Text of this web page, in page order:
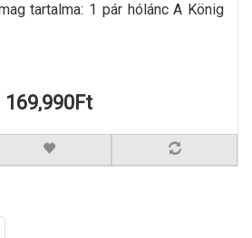
tartalma: 1 pár hólánc A König
169,990Ft